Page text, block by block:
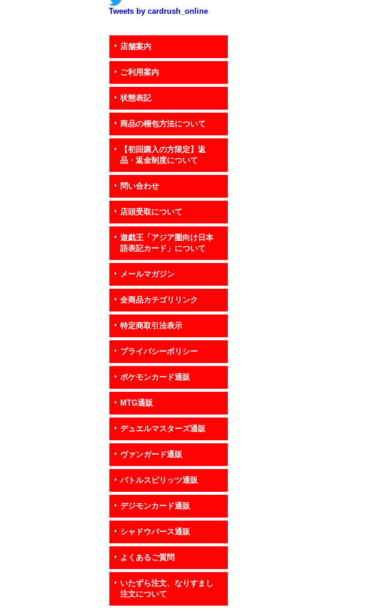
Tweets by cardrush_online
店舗案内
ご利用案内
状態表記
商品の梱包方法について
【初回購入の方限定】返
品・返金制度について
問い合わせ
店頭受取について
遊戯王「アジア圏向け日本
語表記カード」について
メールマガジン
全商品カテゴリリンク
特定商取引法表示
プライバシーポリシー
ポケモンカード通販
MTG通販
デュエルマスターズ通販
ヴァンガード通販
バトルスピリッツ通販
デジモンカード通販
シャドウバース通販
よくあるご質問
いたずら注文、なりすまし
注文について